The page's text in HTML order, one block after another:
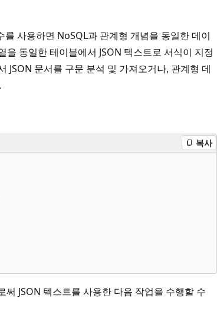
사용하면 NoSQL과 관계형 개념을 동일한 데이
동일한 테이블에서 JSON 텍스트로 서식이 지정
JSON 문서를 구문 분석 및 가져오거나, 관계형 데
복사
JSON 텍스트를 사용한 다음 작업을 수행할 수